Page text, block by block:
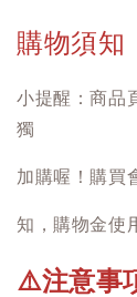
購物須知
小提醒：商品
獨
加購喔！購買
知，購物金使
⚠️注意事